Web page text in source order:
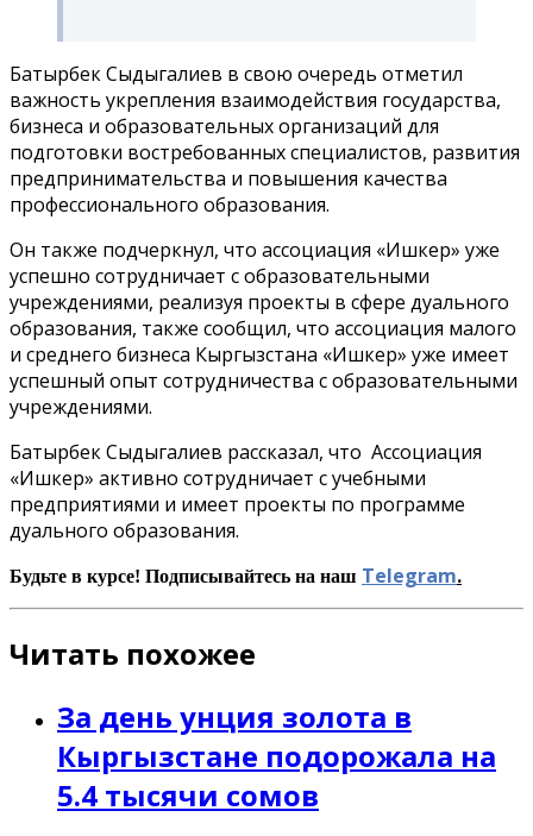
Батырбек Сыдыгалиев в свою очередь отметил
важность укрепления взаимодействия государства,
бизнеса и образовательных организаций для
подготовки востребованных специалистов, развития
предпринимательства и повышения качества
профессионального образования.
Он также подчеркнул, что ассоциация «Ишкер» уже
успешно сотрудничает с образовательными
учреждениями, реализуя проекты в сфере дуального
образования, также сообщил, что ассоциация малого
и среднего бизнеса Кыргызстана «Ишкер» уже имеет
успешный опыт сотрудничества с образовательными
учреждениями.
Батырбек Сыдыгалиев рассказал, что Ассоциация
«Ишкер» активно сотрудничает с учебными
предприятиями и имеет проекты по программе
дуального образования.
Будьте в курсе! Подписывайтесь на наш Telegram.
Читать похожее
За день унция золота в
Кыргызстане подорожала на
5.4 тысячи сомов